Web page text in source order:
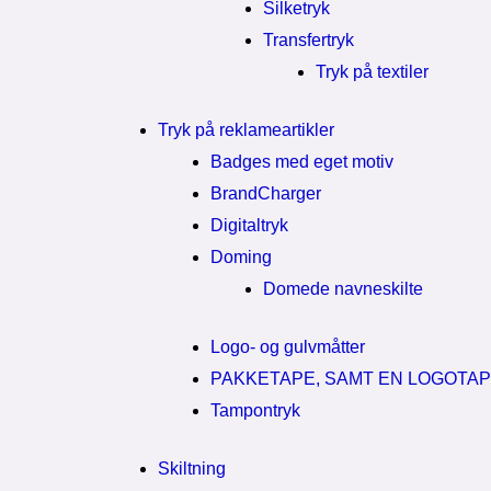
Silketryk
Transfertryk
Tryk på textiler
Tryk på reklameartikler
Badges med eget motiv
BrandCharger
Digitaltryk
Doming
Domede navneskilte
Logo- og gulvmåtter
PAKKETAPE, SAMT EN
Tampontryk
Skiltning